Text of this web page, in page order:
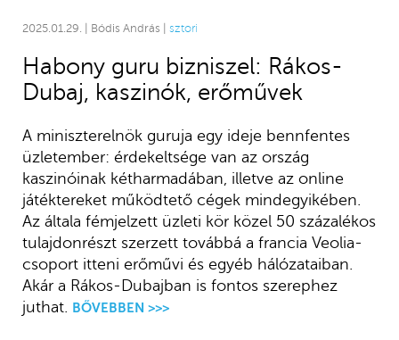
2025.01.29. | Bódis András | sztori
Habony guru bizniszel: Rákos-
Dubaj, kaszinók, erőművek
A miniszterelnök guruja egy ideje bennfentes
üzletember: érdekeltsége van az ország
kaszinóinak kétharmadában, illetve az online
játéktereket működtető cégek mindegyikében.
Az általa fémjelzett üzleti kör közel 50 százalékos
tulajdonrészt szerzett továbbá a francia Veolia-
csoport itteni erőművi és egyéb hálózataiban.
Akár a Rákos-Dubajban is fontos szerephez
juthat.
BŐVEBBEN >>>